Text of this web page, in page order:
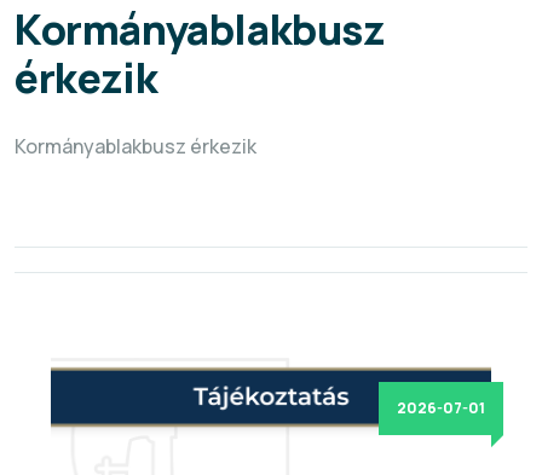
Kormányablakbusz
érkezik
Kormányablakbusz érkezik
2026-07-01